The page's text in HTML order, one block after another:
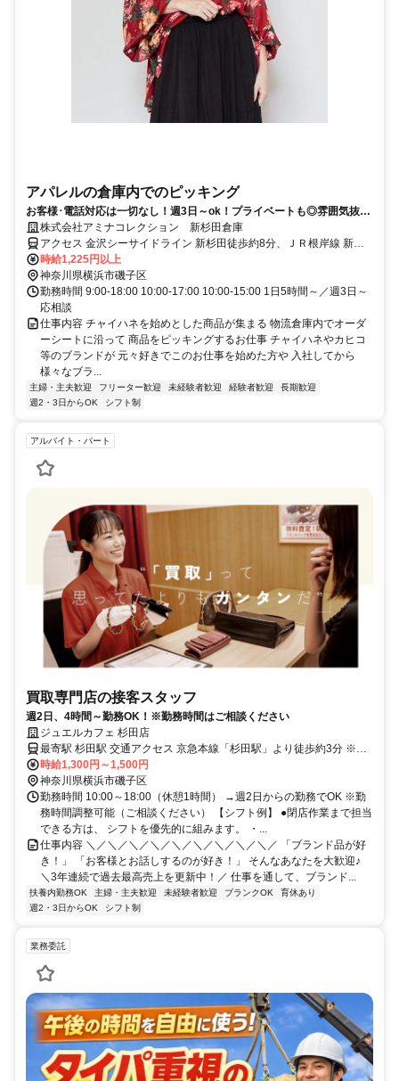
アパレルの倉庫内でのピッキング
お客様･電話対応は一切なし！週3日～ok！プライベートも◎雰囲気抜群
♪人間関係は良好☆
株式会社アミナコレクション 新杉田倉庫
アクセス 金沢シーサイドライン 新杉田徒歩約8分、ＪＲ根岸線 新杉
田徒歩約8分、京急本線 杉田（神奈川県）東口徒歩約13分
時給1,225円以上
神奈川県横浜市磯子区
勤務時間 9:00-18:00 10:00-17:00 10:00-15:00 1日5時間～／週3日～
応相談
仕事内容 チャイハネを始めとした商品が集まる 物流倉庫内でオーダ
ーシートに沿って 商品をピッキングするお仕事 チャイハネやカヒコ
等のブランドが 元々好きでこのお仕事を始めた方や 入社してから
様々なブラ...
主婦・主夫歓迎 フリーター歓迎 未経験者歓迎 経験者歓迎
長期歓迎
週2・3日からOK
シフト制
アルバイト・パート
買取専門店の接客スタッフ
週2日、4時間～勤務OK！※勤務時間はご相談ください
ジュエルカフェ 杉田店
最寄駅 杉田駅 交通アクセス 京急本線「杉田駅」より徒歩約3分 ※上
記は杉田店へのアクセスです。
時給1,300円～1,500円
神奈川県横浜市磯子区
勤務時間 10:00～18:00（休憩1時間） →週2日からの勤務でOK ※勤
務時間調整可能（ご相談ください） 【シフト例】 ●閉店作業まで担当
できる方は、 シフトを優先的に組みます。 ・...
仕事内容 ＼／＼／＼／＼／＼／＼／＼／＼／＼／ 「ブランド品が好
き！」 「お客様とお話しするのが好き！」 そんなあなたを大歓迎♪
＼3年連続で過去最高売上を更新中！／ 仕事を通して、ブランド...
扶養内勤務OK 主婦・主夫歓迎 未経験者歓迎 ブランクOK
育休あり
週2・3日からOK
シフト制
業務委託